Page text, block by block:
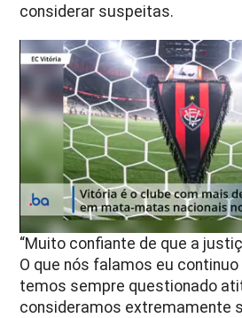
considerar suspeitas.
“Muito confiante de que a
O que nós falamos eu continuo
temos sempre questionado
consideramos extremamente